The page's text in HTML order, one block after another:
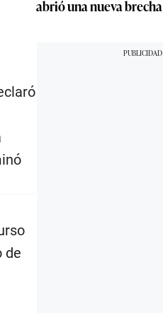
de
abrió una nueva brecha